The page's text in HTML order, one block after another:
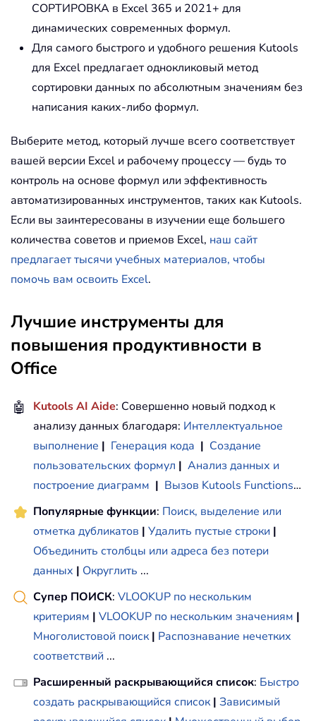
СОРТИРОВКА в Excel 365 и 2021+ для
динамических современных формул.
Для самого быстрого и удобного решения Kutools
для Excel предлагает однокликовый метод
сортировки данных по абсолютным значениям без
написания каких-либо формул.
Выберите метод, который лучше всего соответствует
вашей версии Excel и рабочему процессу — будь то
контроль на основе формул или эффективность
автоматизированных инструментов, таких как Kutools.
Если вы заинтересованы в изучении еще большего
количества советов и приемов Excel, наш сайт
предлагает тысячи учебных материалов, чтобы
помочь вам освоить Excel.
Лучшие инструменты для
повышения продуктивности в
Office
🤖 Kutools AI Aide: Совершенно новый подход к
анализу данных благодаря: Интеллектуальное
выполнение | Генерация кода | Создание
пользовательских формул | Анализ данных и
построение диаграмм | Вызов Kutools Functions…
Популярные функции: Поиск, выделение или
отметка дубликатов | Удалить пустые строки |
Объединить столбцы или адреса без потери
данных | Округлить ...
Супер ПОИСК: VLOOKUP по нескольким
критериям | VLOOKUP по нескольким значениям |
Многолистовой поиск | Распознавание нечетких
соответствий ...
Расширенный раскрывающийся список: Быстро
создать раскрывающийся список | Зависимый